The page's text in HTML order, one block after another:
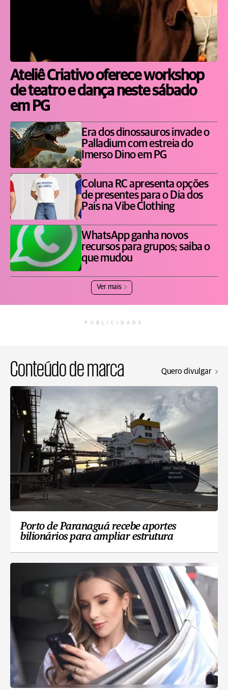
Ateliê Criativo oferece workshop
de teatro e dança neste sábado
em PG
Era dos dinossauros invade o
Palladium com estreia do
Imerso Dino em PG
Coluna RC apresenta opções
de presentes para o Dia dos
Pais na Vibe Clothing
WhatsApp ganha novos
recursos para grupos; saiba o
que mudou
Ver mais
PUBLICIDADE
Conteúdo de marca Quero divulgar
Porto de Paranaguá recebe aportes
bilionários para ampliar estrutura